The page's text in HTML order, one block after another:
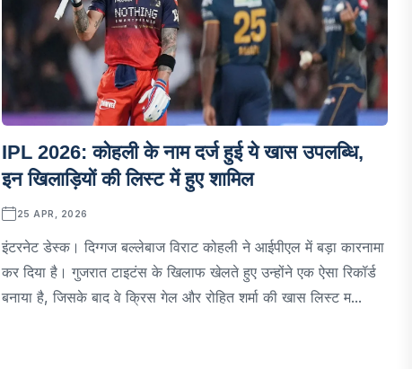
IPL 2026: कोहली के नाम दर्ज हुई ये खास उपलब्धि,
इन खिलाड़ियों की लिस्ट में हुए शामिल
25 APR, 2026
इंटरनेट डेस्क। दिग्गज बल्लेबाज विराट कोहली ने आईपीएल में बड़ा कारनामा
कर दिया है। गुजरात टाइटंस के खिलाफ खेलते हुए उन्होंने एक ऐसा रिकॉर्ड
बनाया है, जिसके बाद वे क्रिस गेल और रोहित शर्मा की खास लिस्ट म...